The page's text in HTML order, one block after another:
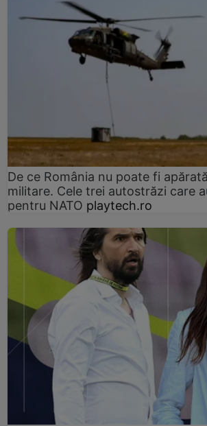
De ce România nu poate fi
militare. Cele trei autostrăzi care
pentru NATO playtech.ro